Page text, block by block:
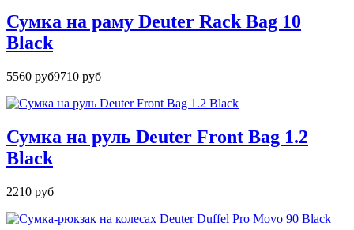
Сумка на раму Deuter Rack Bag 10
Black
5560 руб9710 руб
Сумка на руль Deuter Front Bag 1.2
Black
2210 руб